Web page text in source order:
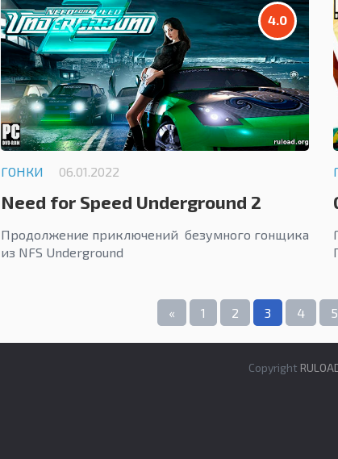
4.0
ГОНКИ 06.01.2022
Need for Speed Underground 2
Продолжение приключений безумного гонщика
из NFS Underground
« 1 2 3 4 5
Copyright